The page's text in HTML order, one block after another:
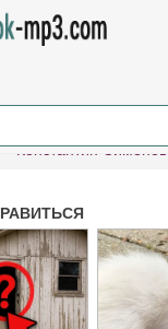
Константин Симонов